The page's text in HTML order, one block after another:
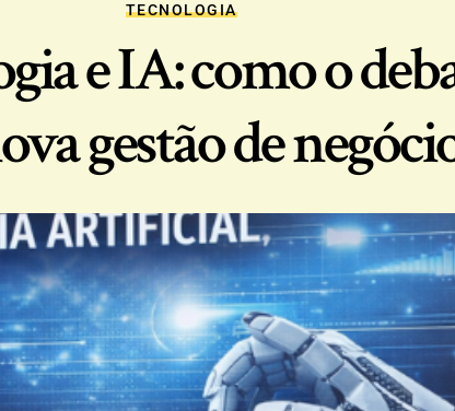
TECNOLOGIA
e IA: como o
gestão de